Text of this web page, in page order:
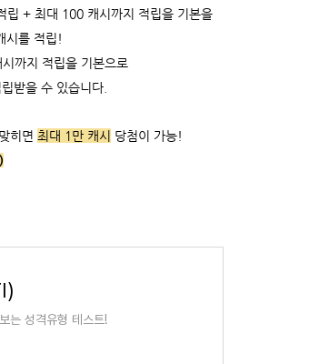
립 + 최대 100 캐시까지 적립을 기본을
시를 적립!
까지 적립을 기본으로
받을 수 있습니다.
히면 최대 1만 캐시
당첨이 가능!
는 성격유형 테스트!